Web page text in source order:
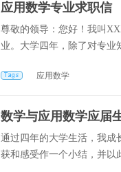
应用数学专业求职信
尊敬的领导：您好！我叫
业。大学四年，除了对专业
应用数学
数学与应用数学应届
通过四年的大学生活，我成
获和感受作一个小结，并以